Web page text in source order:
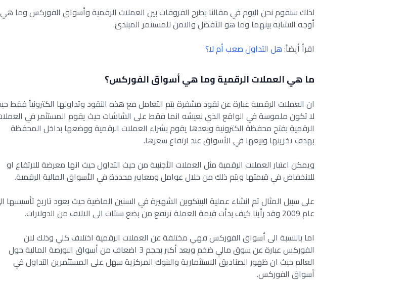
لذلك سنقوم نحن اليوم في مقالنا بطرح الفروقات بين العملات الرقمية وأسواق الفوركس وما هي
أوجه التشابه بينهما وما هو الأفضل والامن للمستثمر المبتدئ.
اقرأ أيضاً:هل التداول صعب أم لا؟
ما هي العملات الرقمية وما هي أسواق الفوركس؟
ان العملات الرقمية عبارة عن نقود مشفرة يتم التعامل مع هذه النقود وتداولها الكترونياً فقط
لا تكون ملموسة في الواقع الذي نعيشه انما فقط على الشاشات حيث يقوم المستثمر في
الرقمية بفتح محفظة الكترونية وبعدها يقوم بشراء العملات الرقمية ووضعها بداخل المحفظة
بهدف تخزينها وبيعها في الأسواق عند ارتفاع سعرها.
ويمكن اعتبار العملات الرقمية مثل العملات الأجنبية من حيث التداول حيث انها معرضة للارتفاع او
للانخفاض في قيمتها ويتم ذلك من خلال عوامل ومعايير محددة في الأسواق المالية الرقمية.
على سبيل المثال تم انشاء عملية البيتكوين الشهيرة في السنين الماضية حيث يعود تاريخ تأسيسها
عام 2009 وقد رأينا كيف بدأت قيمة العملة ترتفع من بضع سنتات الى الالاف من الدولارات.
اما بالنسبة الى أسواق الفوركس فهي مختلفة عن العملات الرقمية اختلاف كلي وذلك لان
الفوركس عبارة عن سوق مالي ضخم ويعد أكبر بحجم 3 اضعاف من أسواق البورصة المالية حول
العالم حيث ان ظهور الصناديق الاستثمارية والبنوك المركزية سهل على المستثمرين التداول في
أسواق الفوركس.